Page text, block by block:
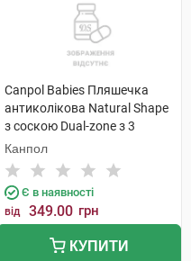
Canpol Babies Пляшечка
антиколікова Natural Shape
з соскою Dual-zone з 3
місяців 260 мл 1 шт
Канпол
Є в наявності
від 349.00 грн
КУПИТИ